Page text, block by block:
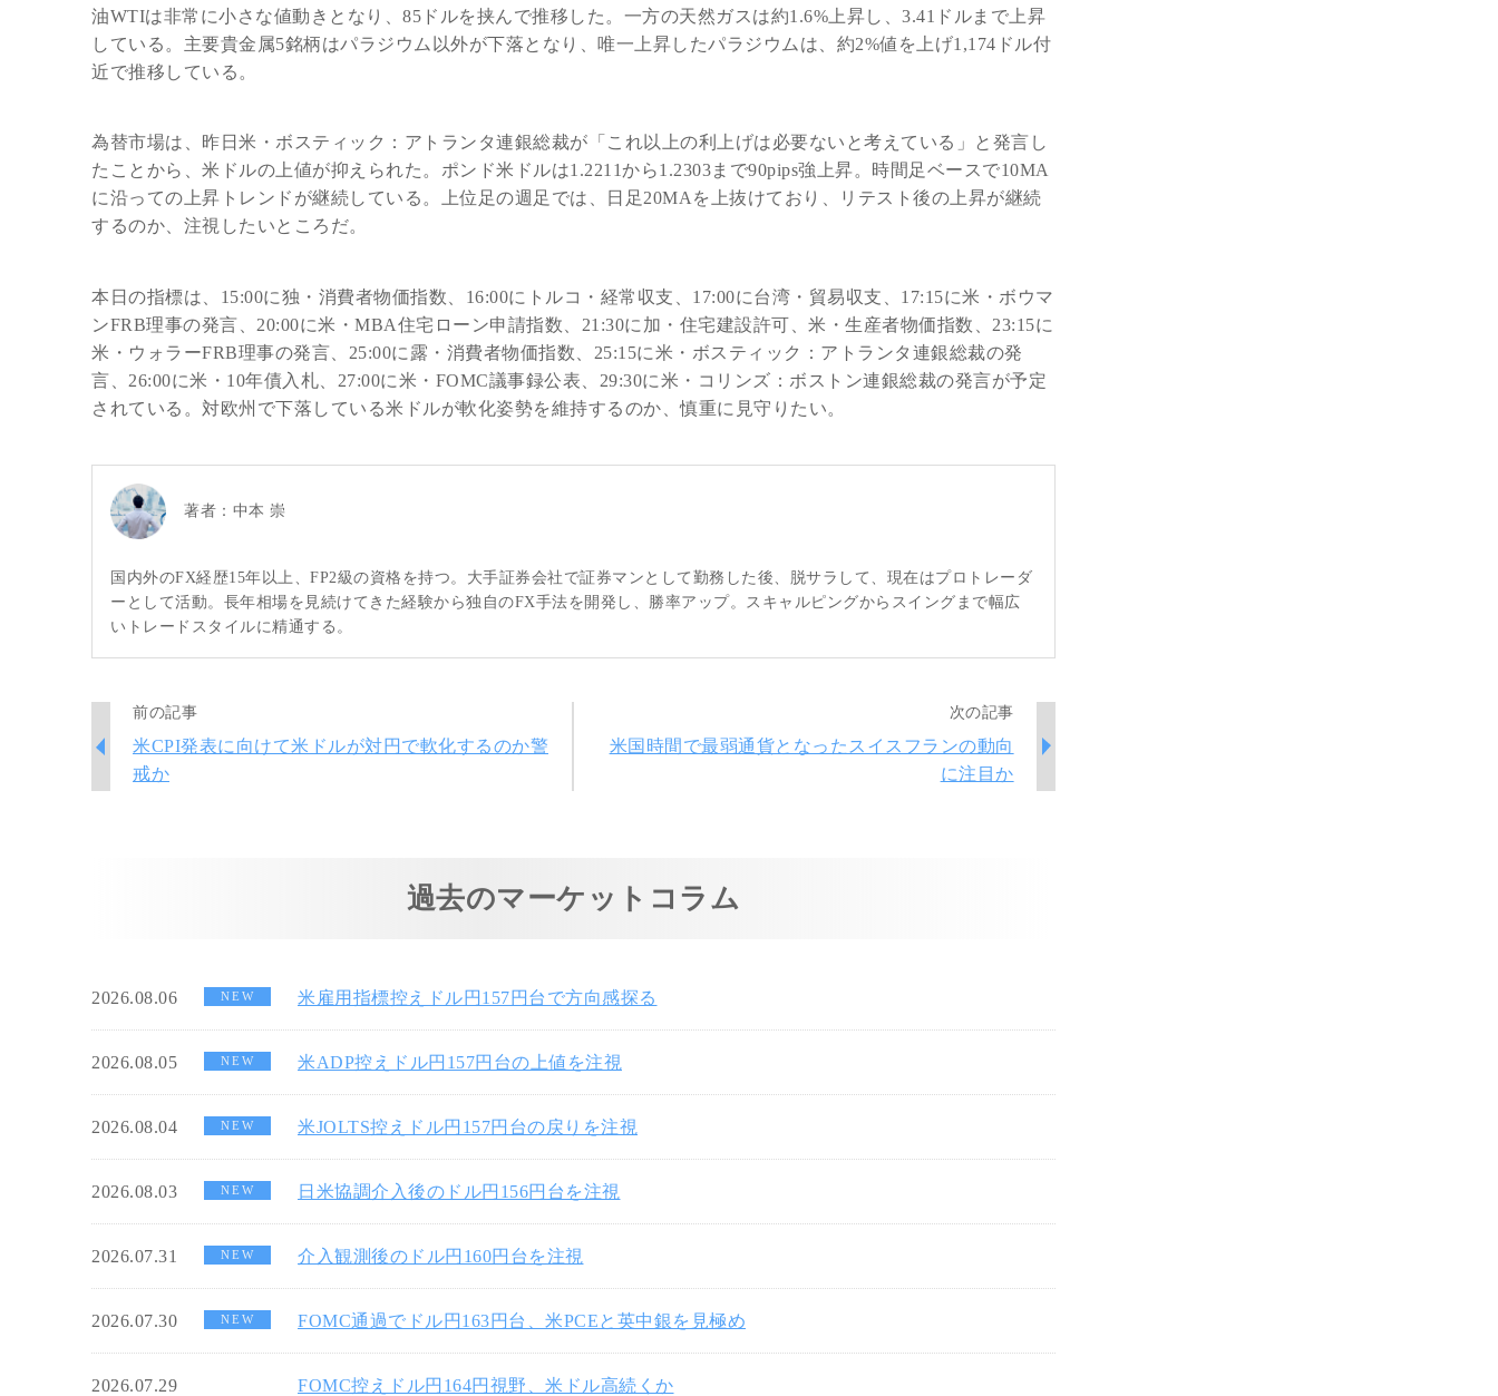
油WTIは非常に小さな値動きとなり、85ドルを挟んで推移した。一方の天然ガスは約1.6%上昇し、3.41ドルまで上昇
している。主要貴金属5銘柄はパラジウム以外が下落となり、唯一上昇したパラジウムは、約2%値を上げ1,174ドル付
近で推移している。
為替市場は、昨日米・ボスティック：アトランタ連銀総裁が「これ以上の利上げは必要ないと考えている」と発言し
たことから、米ドルの上値が抑えられた。ポンド米ドルは1.2211から1.2303まで90pips強上昇。時間足ベースで10MA
に沿っての上昇トレンドが継続している。上位足の週足では、日足20MAを上抜けており、リテスト後の上昇が継続
するのか、注視したいところだ。
本日の指標は、15:00に独・消費者物価指数、16:00にトルコ・経常収支、17:00に台湾・貿易収支、17:15に米・ボウマ
ンFRB理事の発言、20:00に米・MBA住宅ローン申請指数、21:30に加・住宅建設許可、米・生産者物価指数、23:15に
米・ウォラーFRB理事の発言、25:00に露・消費者物価指数、25:15に米・ボスティック：アトランタ連銀総裁の発
言、26:00に米・10年債入札、27:00に米・FOMC議事録公表、29:30に米・コリンズ：ボストン連銀総裁の発言が予定
されている。対欧州で下落している米ドルが軟化姿勢を維持するのか、慎重に見守りたい。
著者： 中本 崇
国内外のFX経歴15年以上、FP2級の資格を持つ。大手証券会社で証券マンとして勤務した後、脱サラして、現在はプロトレーダ
ーとして活動。長年相場を見続けてきた経験から独自のFX手法を開発し、勝率アップ。スキャルピングからスイングまで幅広
いトレードスタイルに精通する。
前の記事
米CPI発表に向けて米ドルが対円で軟化するのか警
戒か
次の記事
米国時間で最弱通貨となったスイスフランの動向
に注目か
過去のマーケットコラム
2026.08.06 NEW 米雇用指標控えドル円157円台で方向感探る
2026.08.05 NEW 米ADP控えドル円157円台の上値を注視
2026.08.04 NEW 米JOLTS控えドル円157円台の戻りを注視
2026.08.03 NEW 日米協調介入後のドル円156円台を注視
2026.07.31 NEW 介入観測後のドル円160円台を注視
2026.07.30 NEW FOMC通過でドル円163円台、米PCEと英中銀を見極め
2026.07.29 FOMC控えドル円164円視野、米ドル高続くか